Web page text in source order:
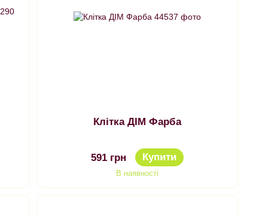
Клітка ДІМ Фарба
591 грн Купити
В наявності